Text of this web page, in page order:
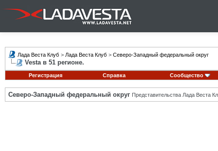
Лада Веста Клуб > Лада Веста Клуб > Северо-Западный федеральный округ
Vesta в 51 регионе.
Регистрация Справка Сообщество
Северо-Западный федеральный округ Представительства Лада Веста